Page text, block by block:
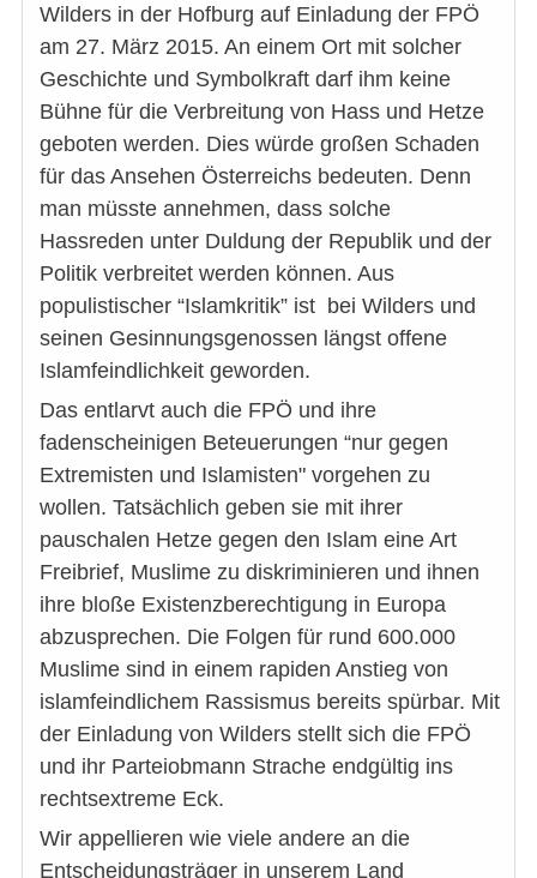
Wilders in der Hofburg auf Einladung der FPÖ
am 27. März 2015. An einem Ort mit solcher
Geschichte und Symbolkraft darf ihm keine
Bühne für die Verbreitung von Hass und Hetze
geboten werden. Dies würde großen Schaden
für das Ansehen Österreichs bedeuten. Denn
man müsste annehmen, dass solche
Hassreden unter Duldung der Republik und der
Politik verbreitet werden können. Aus
populistischer “Islamkritik” ist bei Wilders und
seinen Gesinnungsgenossen längst offene
Islamfeindlichkeit geworden.
Das entlarvt auch die FPÖ und ihre
fadenscheinigen Beteuerungen “nur gegen
Extremisten und Islamisten" vorgehen zu
wollen. Tatsächlich geben sie mit ihrer
pauschalen Hetze gegen den Islam eine Art
Freibrief, Muslime zu diskriminieren und ihnen
ihre bloße Existenzberechtigung in Europa
abzusprechen. Die Folgen für rund 600.000
Muslime sind in einem rapiden Anstieg von
islamfeindlichem Rassismus bereits spürbar. Mit
der Einladung von Wilders stellt sich die FPÖ
und ihr Parteiobmann Strache endgültig ins
rechtsextreme Eck.
Wir appellieren wie viele andere an die
Entscheidungsträger in unserem Land